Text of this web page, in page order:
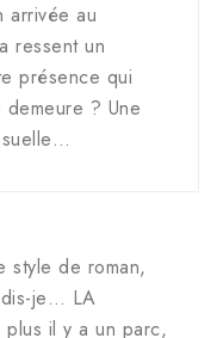
arrivée au
ressent un
présence qui
? Une
style de roman,
dis-je… LA
il y a un parc,